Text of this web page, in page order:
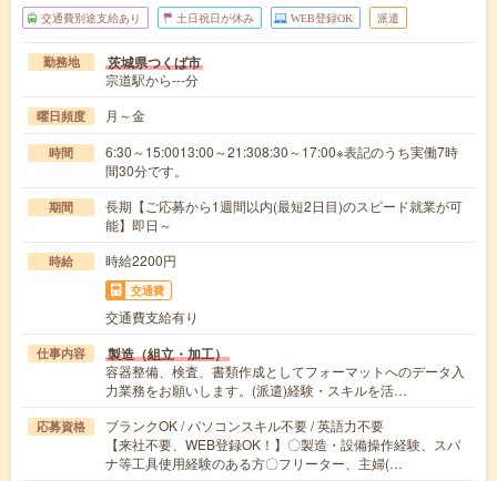
交通費別途支給あり 土日祝日が休み WEB登録OK 派遣
勤務地 茨城県つくば市
宗道駅から---分
曜日頻度 月～金
時間
6:30～15:0013:00～21:308:30～17:00※表記のうち実働7時
間30分です。
期間
長期【ご応募から1週間以内(最短2日目)のスピード就業が可
能】即日～
時給 時給2200円
交通費
交通費支給有り
仕事内容 製造（組立・加工）
容器整備、検査、書類作成としてフォーマットへのデータ入
力業務をお願いします。(派遣)経験・スキルを活…
応募資格
ブランクOK / パソコンスキル不要 / 英語力不要
【来社不要、WEB登録OK！】〇製造・設備操作経験、スパ
ナ等工具使用経験のある方〇フリーター、主婦(…